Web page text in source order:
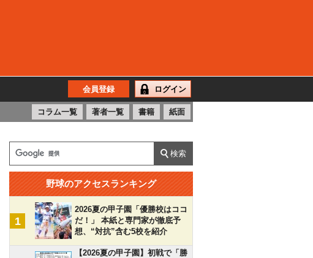
会員登録 ログイン
コラム一覧 著者一覧 書籍 紙面
野球のアクセスランキング
1
2026夏の甲子園「優勝校はココ
だ！」 本紙と専門家が徹底予
想、“対抗”含む5校を紹介
【2026夏の甲子園】初戦で「勝